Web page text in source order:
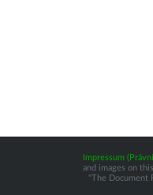
Impressum
and images on
“The Document